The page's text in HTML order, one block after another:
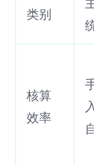
类别
核算
效率